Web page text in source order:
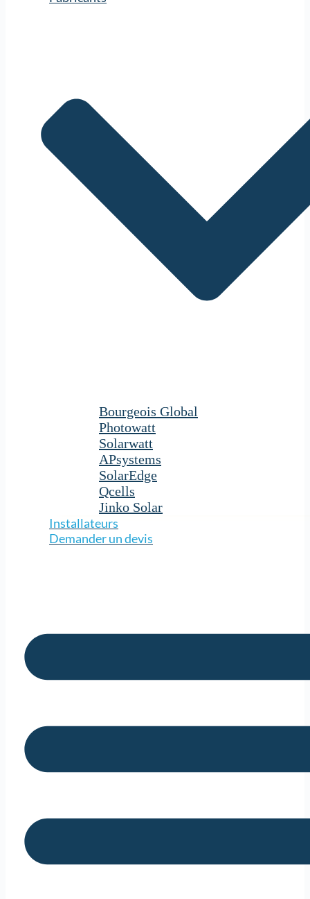
Bourgeois Global
Photowatt
Solarwatt
APsystems
SolarEdge
Qcells
Jinko Solar
Installateurs
Demander un devis